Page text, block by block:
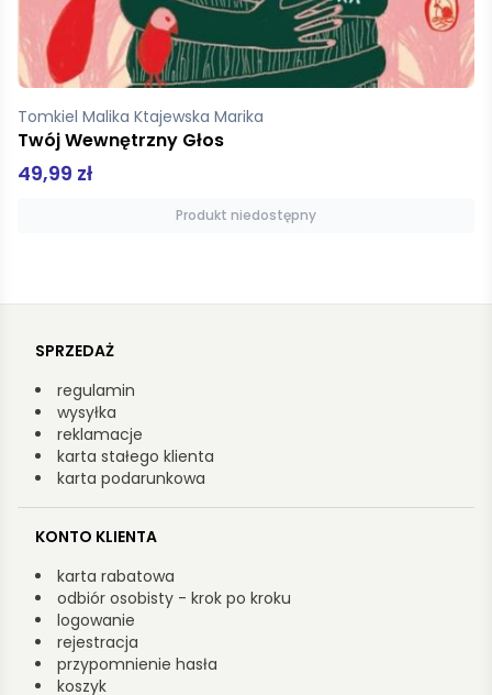
Cathcart Thomas, Klein Daniel
Przychodzi Platon do doktora
29,00 zł
Produkt niedostępny
SPRZEDAŻ
regulamin
wysyłka
reklamacje
karta stałego klienta
karta podarunkowa
KONTO KLIENTA
karta rabatowa
odbiór osobisty - krok po kroku
logowanie
rejestracja
przypomnienie hasła
koszyk